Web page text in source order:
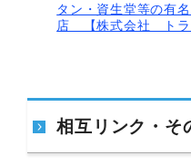
タン・資生堂等の有
店 【株式会社 トラ
相互リンク・そ